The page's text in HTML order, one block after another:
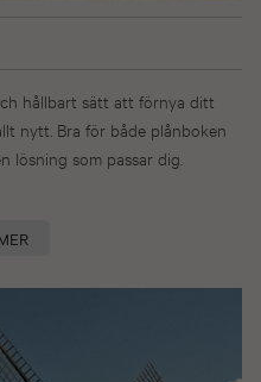
hållbart sätt att förnya ditt
nytt. Bra för både plånboken
lösning som passar dig.